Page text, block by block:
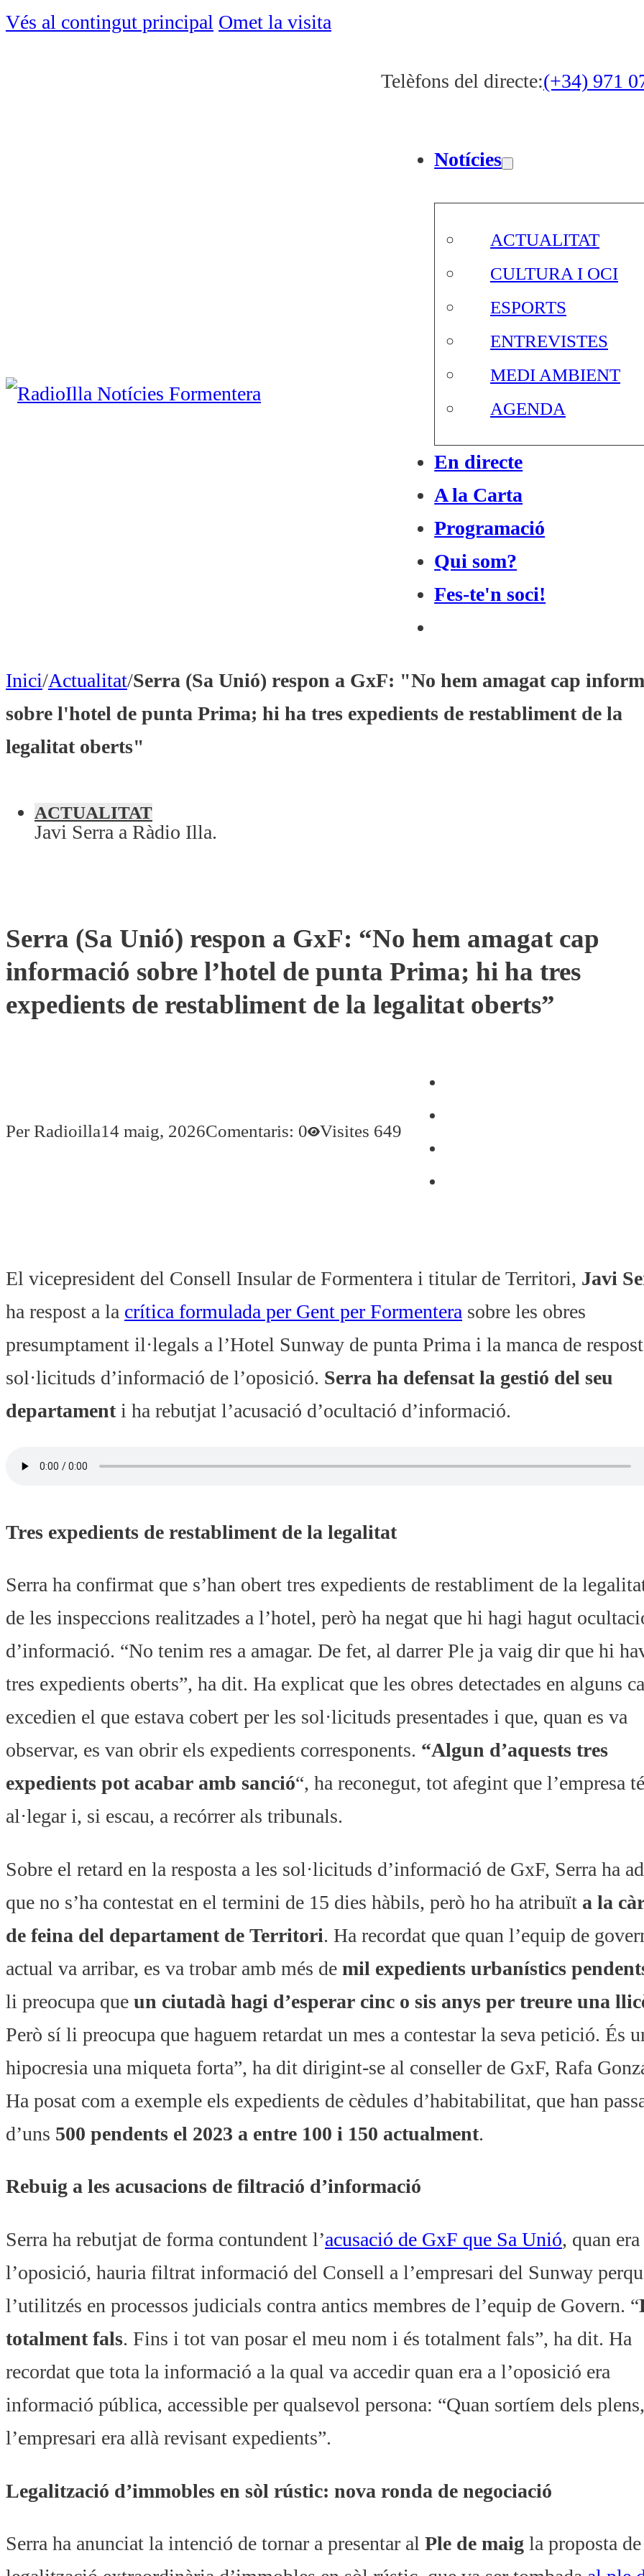
Vés al contingut principal Omet la visita
Telèfons del directe:(+34) 971
Notícies
ACTUALITAT
CULTURA I OCI
ESPORTS
ENTREVISTES
MEDI AMBIENT
AGENDA
En directe
A la Carta
Programació
Qui som?
Fes-te'n soci!
Inici/Actualitat/Serra (Sa Unió) respon a GxF: "No hem amagat cap
sobre l'hotel de punta Prima; hi ha tres expedients de restabliment de la
legalitat oberts"
Javi Serra a Ràdio Illa.
ACTUALITAT
Serra (Sa Unió) respon a GxF: “No hem amagat cap
informació sobre l’hotel de punta Prima; hi ha tres
expedients de restabliment de la legalitat oberts”
Per Radioilla14 maig, 2026Comentaris: 0 Visites 649
El vicepresident del Consell Insular de Formentera i titular de Territori, Javi
ha respost a la crítica formulada per Gent per Formentera sobre les obres
presumptament il·legals a l’Hotel Sunway de punta Prima i la manca de
sol·licituds d’informació de l’oposició. Serra ha defensat la gestió del seu
departamenti ha rebutjat l’acusació d’ocultació d’informació.
Tres expedients de restabliment de la legalitat
Serra ha confirmat que s’han obert tres expedients de restabliment de la
de les inspeccions realitzades a l’hotel, però ha negat que hi hagi hagut
d’informació. “No tenim res a amagar. De fet, al darrer Ple ja vaig dir que hi
tres expedients oberts”, ha dit. Ha explicat que les obres detectades en alguns
excedien el que estava cobert per les sol·licituds presentades i que, quan es va
observar, es van obrir els expedients corresponents. “Algun d’aquests tres
expedients pot acabar amb sanció“, ha reconegut, tot afegint que l’empresa
al·legar i, si escau, a recórrer als tribunals.
Sobre el retard en la resposta a les sol·licituds d’informació de GxF, Serra ha
que no s’ha contestat en el termini de 15 dies hàbils, però ho ha atribuït a la
de feina del departament de Territori. Ha recordat que quan l’equip de
actual va arribar, es va trobar amb més de mil expedients urbanístics
li preocupa que un ciutadà hagi d’esperar cinc o sis anys per treure una
Però sí li preocupa que haguem retardat un mes a contestar la seva petició. És
hipocresia una miqueta forta”, ha dit dirigint-se al conseller de GxF, Rafa
Ha posat com a exemple els expedients de cèdules d’habitabilitat, que han
d’uns 500 pendents el 2023 a entre 100 i 150 actualment.
Rebuig a les acusacions de filtració d’informació
Serra ha rebutjat de forma contundent l’acusació de GxF que Sa Unió, quan era
l’oposició, hauria filtrat informació del Consell a l’empresari del Sunway
l’utilitzés en processos judicials contra antics membres de l’equip de Govern. “
totalment fals. Fins i tot van posar el meu nom i és totalment fals”, ha dit. Ha
recordat que tota la informació a la qual va accedir quan era a l’oposició era
informació pública, accessible per qualsevol persona: “Quan sortíem dels plens,
l’empresari era allà revisant expedients”.
Legalització d’immobles en sòl rústic: nova ronda de negociació
Serra ha anunciat la intenció de tornar a presentar al Ple de maig la proposta de